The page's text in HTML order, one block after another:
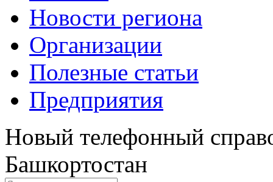
Новости региона
Организации
Полезные статьи
Предприятия
Новый телефонный
Башкортостан